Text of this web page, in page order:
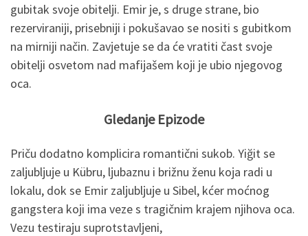
gubitak svoje obitelji. Emir je, s druge strane, bio
rezerviraniji, prisebniji i pokušavao se nositi s gubitkom
na mirniji način. Zavjetuje se da će vratiti čast svoje
obitelji osvetom nad mafijašem koji je ubio njegovog
oca.
Gledanje Epizode
Priču dodatno komplicira romantični sukob. Yiğit se
zaljubljuje u Kübru, ljubaznu i brižnu ženu koja radi u
lokalu, dok se Emir zaljubljuje u Sibel, kćer moćnog
gangstera koji ima veze s tragičnim krajem njihova oca.
Vezu testiraju suprotstavljeni,